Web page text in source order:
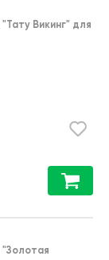
"Тату Викинг" для
"Золотая